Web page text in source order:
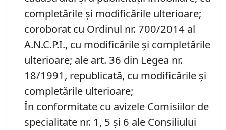
completările și modificările ulterioare;
coroborat cu Ordinul nr. 700/2014 al
A.N.C.P.I., cu modificările și completările
ulterioare; ale art. 36 din Legea nr.
18/1991, republicată, cu modificările și
completările ulterioare;
În conformitate cu avizele Comisiilor de
specialitate nr. 1, 5 și 6 ale Consiliului